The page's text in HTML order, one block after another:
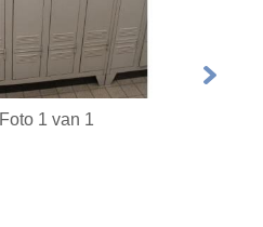
Foto 1 van 1